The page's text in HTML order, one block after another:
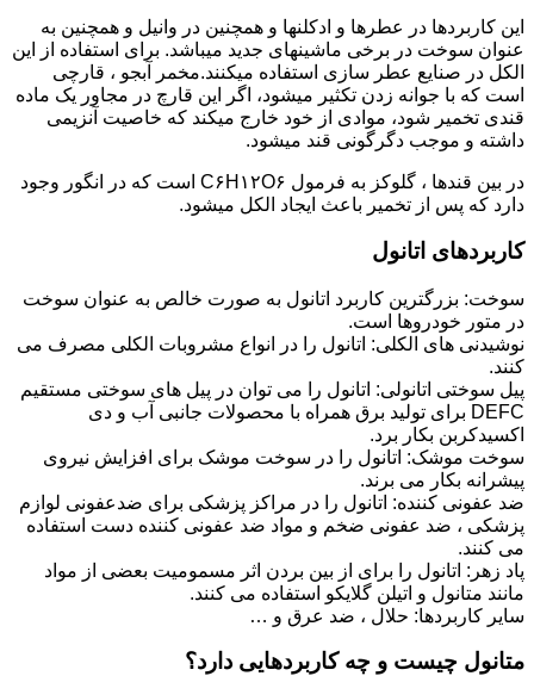
این کاربردها در عطرها و ادکلنها و همچنین در وانیل و همچنین به
عنوان سوخت در برخی ماشینهای جدید میباشد. برای استفاده از این
الکل در صنایع عطر سازی استفاده میکنند.مخمر آبجو ، قارچی
است که با جوانه زدن تکثیر میشود، اگر این قارچ در مجاور یک ماده
قندی تخمیر شود، موادی از خود خارج میکند که خاصیت آنزیمی
داشته و موجب دگرگونی قند میشود.
در بین قندها ، گلوکز به فرمول C۶H۱۲O۶ است که در انگور وجود
دارد که پس از تخمیر باعث ایجاد الکل میشود.
کاربردهای اتانول
سوخت: بزرگترین کاربرد اتانول به صورت خالص به عنوان سوخت
در متور خودروها است.
نوشیدنی های الکلی: اتانول را در انواع مشروبات الکلی مصرف می
کنند.
پیل سوختی اتانولی: اتانول را می توان در پیل های سوختی مستقیم
DEFC برای تولید برق همراه با محصولات جانبی آب و دی
اکسیدکربن بکار برد.
سوخت موشک: اتانول را در سوخت موشک برای افزایش نیروی
پیشرانه بکار می برند.
ضد عفونی کننده: اتانول را در مراکز پزشکی برای ضدعفونی لوازم
پزشکی ، ضد عفونی ضخم و مواد ضد عفونی کننده دست استفاده
می کنند.
پاد زهر: اتانول را برای از بین بردن اثر مسمومیت بعضی از مواد
مانند متانول و اتیلن گلایکو استفاده می کنند.
سایر کاربردها: حلال ، ضد عرق و …
متانول چیست و چه کاربردهایی دارد؟